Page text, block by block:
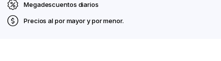
Megadescuentos diarios
Precios al por mayor y por menor.